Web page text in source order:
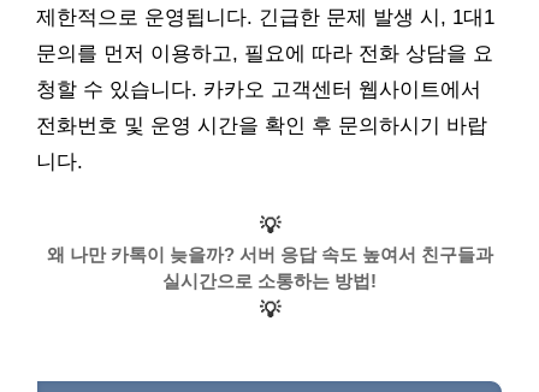
제한적으로 운영됩니다. 긴급한 문제 발생 시, 1대1
문의를 먼저 이용하고, 필요에 따라 전화 상담을 요
청할 수 있습니다. 카카오 고객센터 웹사이트에서
전화번호 및 운영 시간을 확인 후 문의하시기 바랍
니다.
💡
왜 나만 카톡이 늦을까? 서버 응답 속도 높여서 친구들과
실시간으로 소통하는 방법!
💡